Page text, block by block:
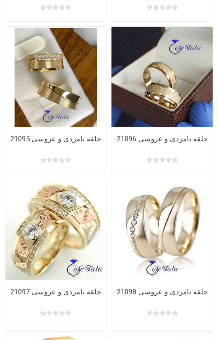
حلقه نامزدی و عروسی 21095 حلقه نامزدی و عروسی 21096
حلقه نامزدی و عروسی 21097 حلقه نامزدی و عروسی 21098